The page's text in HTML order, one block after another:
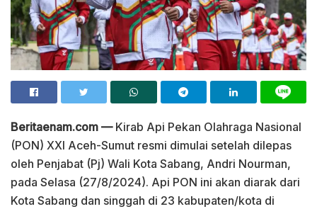
Beritaenam.com — Kirab Api Pekan Olahraga Nasional
(PON) XXI Aceh-Sumut resmi dimulai setelah dilepas
oleh Penjabat (Pj) Wali Kota Sabang, Andri Nourman,
pada Selasa (27/8/2024). Api PON ini akan diarak dari
Kota Sabang dan singgah di 23 kabupaten/kota di